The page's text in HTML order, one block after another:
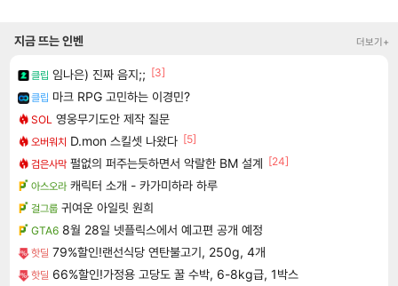
지금 뜨는 인벤 더보기+
클립 임나은) 진짜 음지;; [3]
클립 마크 RPG 고민하는 이경민?
SOL 영웅무기도안 제작 질문
오버워치 D.mon 스킬셋 나왔다 [5]
검은사막 펄없의 퍼주는듯하면서 악랄한 BM 설계 [24]
아스오라 캐릭터 소개 - 카가미하라 하루
걸그룹 귀여운 아일릿 원희
GTA6 8월 28일 넷플릭스에서 예고편 공개 예정
핫딜 79%할인!랜선식당 연탄불고기, 250g, 4개
핫딜 66%할인!가정용 고당도 꿀 수박, 6-8kg급, 1박스